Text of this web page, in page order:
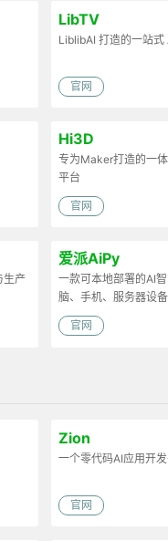
LibTV
LiblibAI 打造的一站式
官网
Hi3D
专为Maker打造的一
平台
官网
生产
爱派AiPy
一款可本地部署的AI
脑、手机、服务器设备
官网
Zion
一个零代码AI应用开
官网